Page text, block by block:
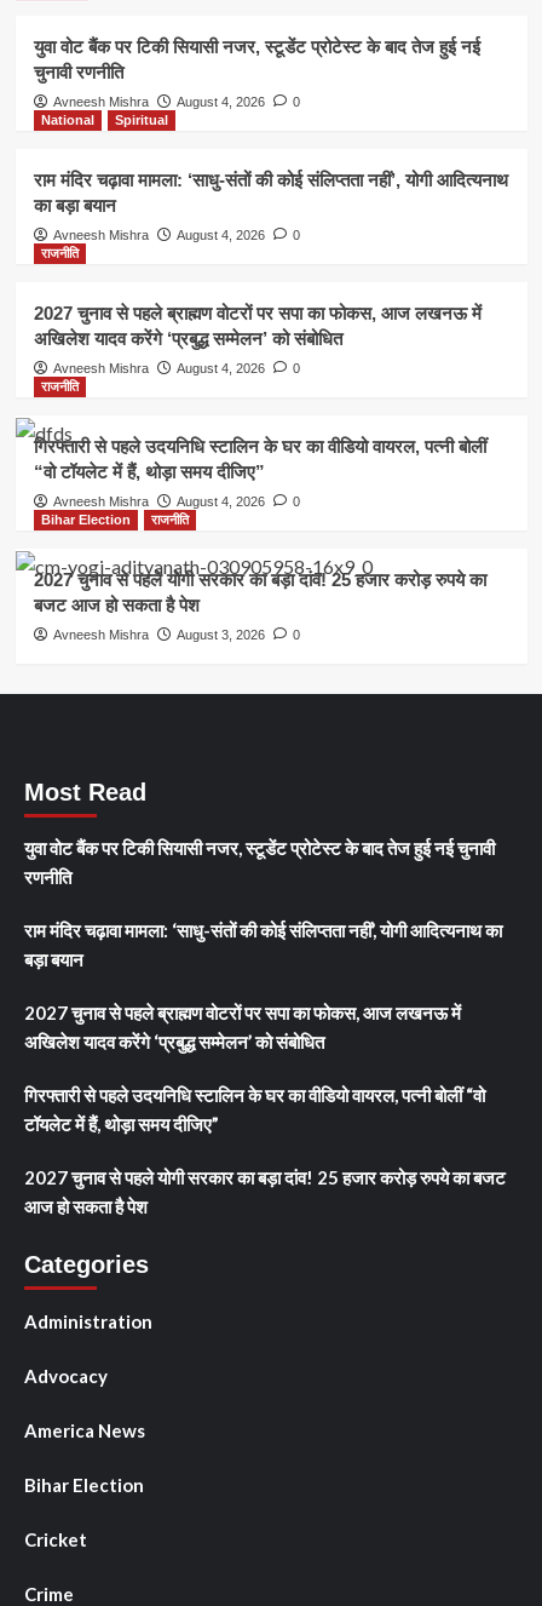
युवा वोट बैंक पर टिकी सियासी नजर, स्टूडेंट प्रोटेस्ट के बाद तेज हुई नई
चुनावी रणनीति
Avneesh Mishra August 4, 2026
0
National
Spiritual
राम मंदिर चढ़ावा मामला: ‘साधु-संतों की कोई संलिप्तता नहीं’, योगी आदित्यनाथ
का बड़ा बयान
Avneesh Mishra August 4, 2026
0
राजनीति
2027 चुनाव से पहले ब्राह्मण वोटरों पर सपा का फोकस, आज लखनऊ में
अखिलेश यादव करेंगे ‘प्रबुद्ध सम्मेलन’ को संबोधित
Avneesh Mishra August 4, 2026
0
राजनीति
गिरफ्तारी से पहले उदयनिधि स्टालिन के घर का वीडियो वायरल, पत्नी बोलीं
“वो टॉयलेट में हैं, थोड़ा समय दीजिए”
Avneesh Mishra August 4, 2026
0
Bihar Election
राजनीति
2027 चुनाव से पहले योगी सरकार का बड़ा दांव! 25 हजार करोड़ रुपये का
बजट आज हो सकता है पेश
Avneesh Mishra August 3, 2026 0
Most Read
युवा वोट बैंक पर टिकी सियासी नजर, स्टूडेंट प्रोटेस्ट के बाद तेज हुई नई चुनावी
रणनीति
राम मंदिर चढ़ावा मामला: ‘साधु-संतों की कोई संलिप्तता नहीं’, योगी आदित्यनाथ का
बड़ा बयान
2027 चुनाव से पहले ब्राह्मण वोटरों पर सपा का फोकस, आज लखनऊ में
अखिलेश यादव करेंगे ‘प्रबुद्ध सम्मेलन’ को संबोधित
गिरफ्तारी से पहले उदयनिधि स्टालिन के घर का वीडियो वायरल, पत्नी बोलीं “वो
टॉयलेट में हैं, थोड़ा समय दीजिए”
2027 चुनाव से पहले योगी सरकार का बड़ा दांव! 25 हजार करोड़ रुपये का बजट
आज हो सकता है पेश
Categories
Administration
Advocacy
America News
Bihar Election
Cricket
Crime